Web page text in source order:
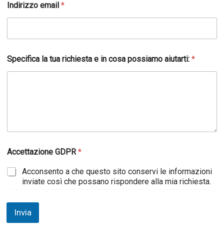
Indirizzo email*
Specifica la tua richiesta e in cosa possiamo aiutarti:*
Accettazione GDPR*
Acconsento a che questo sito conservi le informazioni
inviate così che possano rispondere alla mia richiesta.
Invia